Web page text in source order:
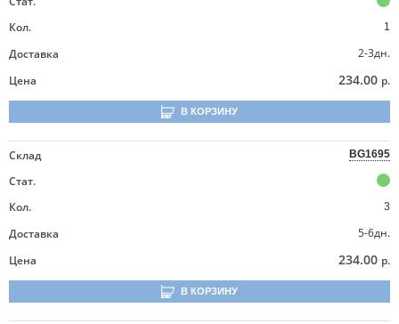
Кол.
1
Доставка
2-3дн.
Цена
234.00 р.
В КОРЗИНУ
Склад BG1695
Стат.
Кол.
3
Доставка
5-6дн.
Цена
234.00 р.
В КОРЗИНУ